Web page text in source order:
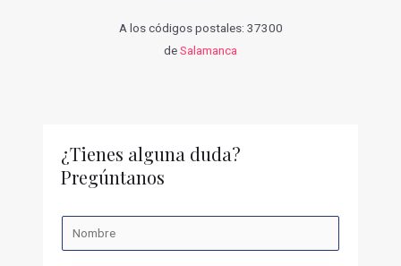
A los códigos postales: 37300
deSalamanca
¿Tienes alguna duda?
Pregúntanos